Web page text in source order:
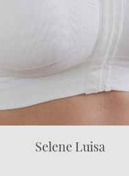
Selene Luisa